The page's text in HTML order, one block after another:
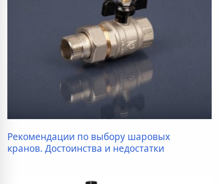
Рекомендации по выбору шаровых
кранов. Достоинства и недостатки